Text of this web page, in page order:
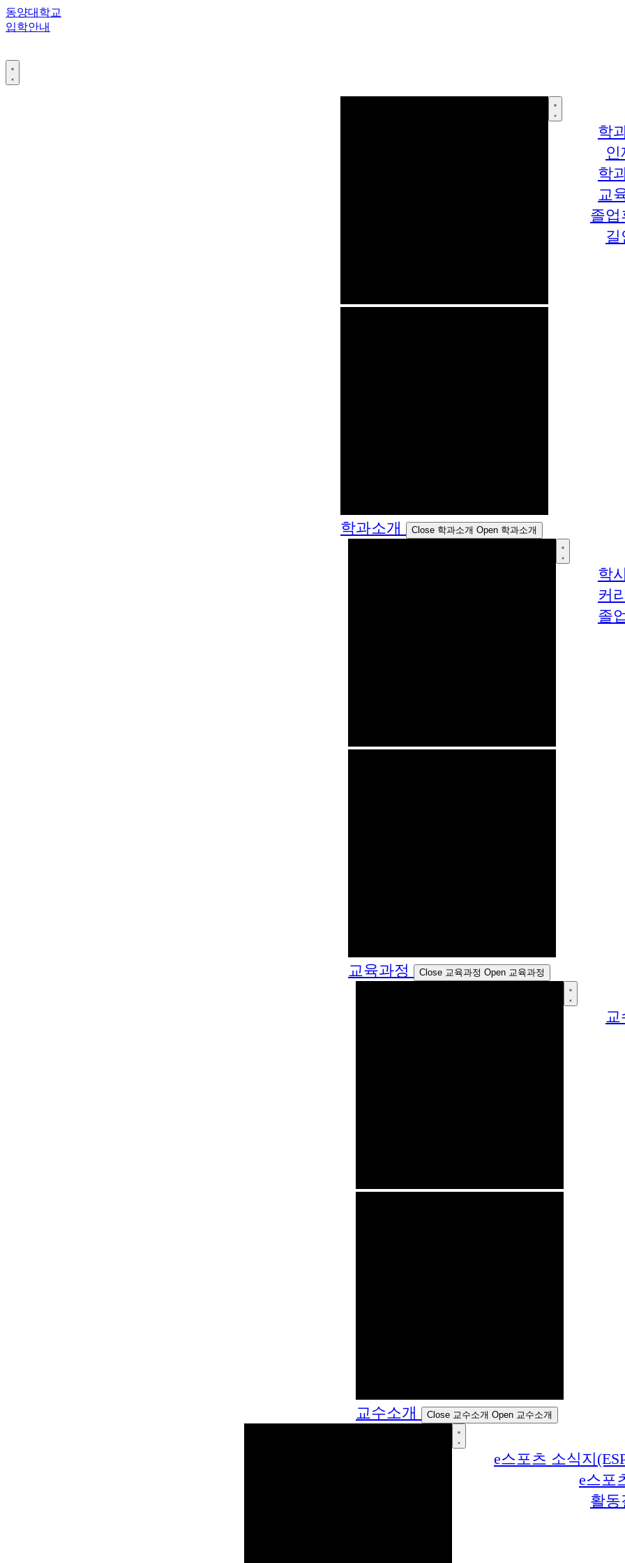
콘
텐
건
너
동양대학교
입학안내
학과소개 Close 학과소개 Open 학과소개
학
인
학
교
졸업
길
교육과정 Close 교육과정 Open 교육과정
학
커
졸
교수소개 Close 교수소개 Open 교수소개
교
e스포츠 소식지
e스포
활동